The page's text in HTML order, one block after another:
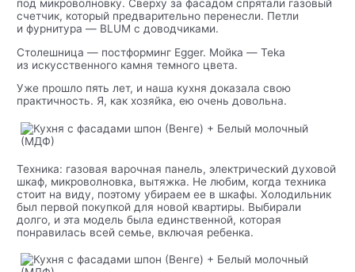
под микроволновку. Сверху за фасадом спрятали газовый
счетчик, который предварительно перенесли. Петли
и фурнитура — BLUM с доводчиками.
Столешница — постформинг Egger. Мойка — Teka
из искусственного камня темного цвета.
Уже прошло пять лет, и наша кухня доказала свою
практичность. Я, как хозяйка, ею очень довольна.
Техника: газовая варочная панель, электрический духовой
шкаф, микроволновка, вытяжка. Не любим, когда техника
стоит на виду, поэтому убираем ее в шкафы. Холодильник
был первой покупкой для новой квартиры. Выбирали
долго, и эта модель была единственной, которая
понравилась всей семье, включая ребенка.